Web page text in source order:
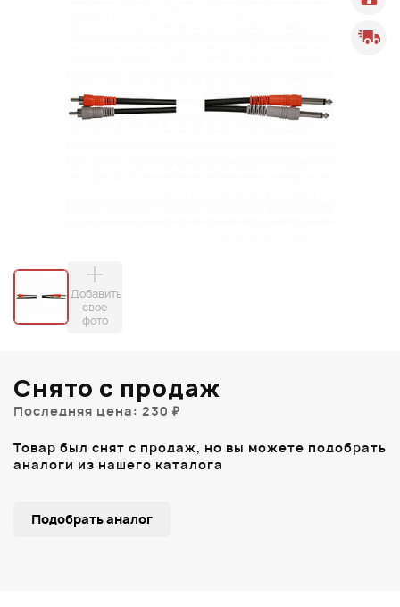
Добавить
свое
фото
Снято с продаж
Последняя цена: 230 ₽
Товар был снят с продаж, но вы можете подобрать
аналоги из нашего каталога
Подобрать аналог